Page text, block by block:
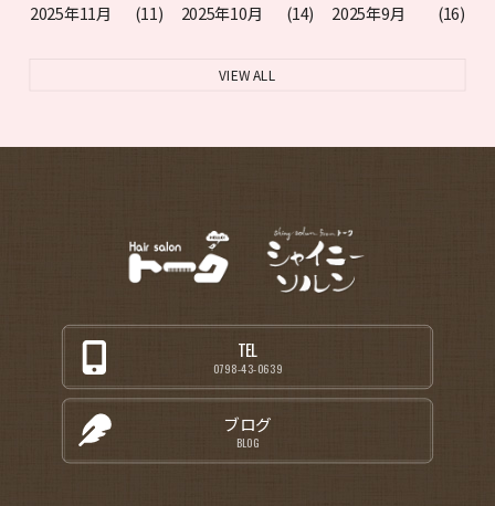
2025年11月 (11) 2025年10月 (14) 2025年9月 (16)
VIEW ALL
TEL
0798-43-0639
ブログ
BLOG